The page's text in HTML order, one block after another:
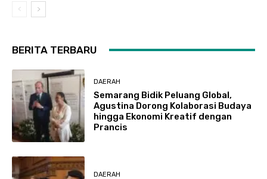
BERITA TERBARU
DAERAH
Semarang Bidik Peluang Global,
Agustina Dorong Kolaborasi Budaya
hingga Ekonomi Kreatif dengan
Prancis
DAERAH